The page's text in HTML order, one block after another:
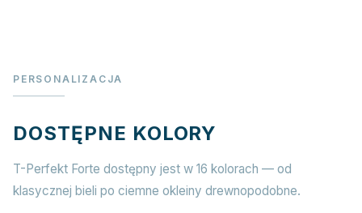
PERSONALIZACJA
DOSTĘPNE KOLORY
T-Perfekt Forte dostępny jest w 16 kolorach — od
klasycznej bieli po ciemne okleiny drewnopodobne.